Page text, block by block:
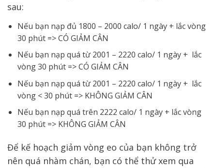
sau:
Nếu bạn nạp đủ 1800 – 2000 calo/ 1 ngày + lắc vòng
30 phút => CÓ GIẢM CÂN
Nếu bạn nạp quá từ 2001 – 2220 calo/ 1 ngày + lắc
vòng 30 phút => CÓ GIẢM CÂN
Nếu bạn nạp quá từ 2001 – 2220 calo/ 1 ngày + lắc
vòng < 30 phút => KHÔNG GIẢM CÂN
Nếu bạn nạp quá trên 2222 calo/ 1 ngày + lắc vòng
30 phút => KHÔNG GIẢM CÂN
Để kế hoạch giảm vòng eo của bạn không trở
nên quá nhàm chán, bạn có thể thử xem qua